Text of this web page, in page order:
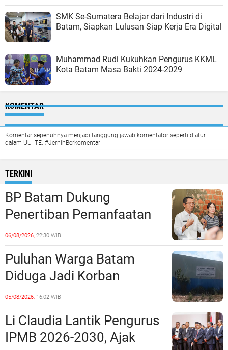
SMK Se-Sumatera Belajar dari Industri di
Batam, Siapkan Lulusan Siap Kerja Era Digital
Muhammad Rudi Kukuhkan Pengurus KKML
Kota Batam Masa Bakti 2024-2029
KOMENTAR
Komentar sepenuhnya menjadi tanggung jawab komentator seperti diatur
dalam UU ITE. #JernihBerkomentar
TERKINI
BP Batam Dukung
Penertiban Pemanfaatan
Ruang Laut Sesuai
Ketentuan Peraturan
Perundang-undangan
06/08/2026, 22:30 WIB
Puluhan Warga Batam
Diduga Jadi Korban
Penipuan Kavling Hingga
Miliaran Rupiah, Laporan ke
Polda Kepri Jalan di
Tempat?
05/08/2026, 16:02 WIB
Li Claudia Lantik Pengurus
IPMB 2026-2030, Ajak